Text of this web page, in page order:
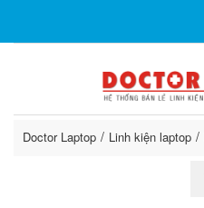
Doctor Laptop Linh kiện laptop